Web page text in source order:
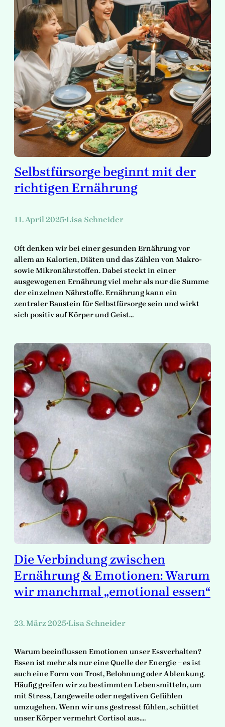
Selbstfürsorge beginnt mit der
richtigen Ernährung
11. April 2025•Lisa Schneider
Oft denken wir bei einer gesunden Ernährung vor
allem an Kalorien, Diäten und das Zählen von Makro-
sowie Mikronährstoffen. Dabei steckt in einer
ausgewogenen Ernährung viel mehr als nur die Summe
der einzelnen Nährstoffe. Ernährung kann ein
zentraler Baustein für Selbstfürsorge sein und wirkt
sich positiv auf Körper und Geist…
Die Verbindung zwischen
Ernährung & Emotionen: Warum
wir manchmal „emotional essen“
23. März 2025•Lisa Schneider
Warum beeinflussen Emotionen unser Essverhalten?
Essen ist mehr als nur eine Quelle der Energie – es ist
auch eine Form von Trost, Belohnung oder Ablenkung.
Häufig greifen wir zu bestimmten Lebensmitteln, um
mit Stress, Langeweile oder negativen Gefühlen
umzugehen. Wenn wir uns gestresst fühlen, schüttet
unser Körper vermehrt Cortisol aus.…